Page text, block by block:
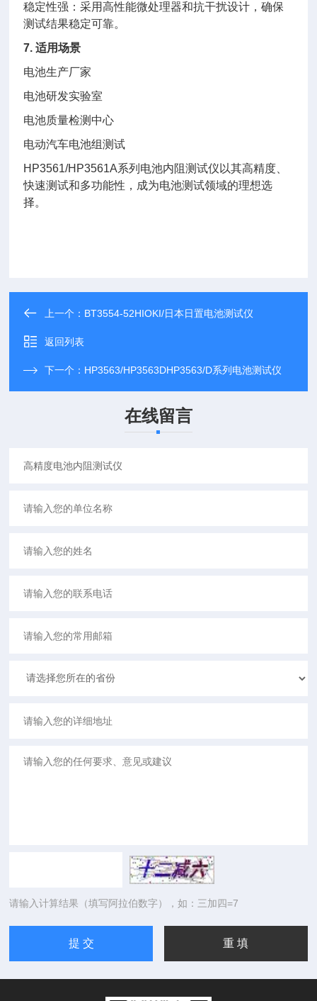
稳定性强：采用高性能微处理器和抗干扰设计，确保
测试结果稳定可靠。
7. 适用场景
电池生产厂家
电池研发实验室
电池质量检测中心
电动汽车电池组测试
HP3561/HP3561A系列电池内阻测试仪以其高精度、
快速测试和多功能性，成为电池测试领域的理想选
择。
上一个： BT3554-52HIOKI/日本日置电池测试仪
返回列表
下一个： HP3563/HP3563DHP3563/D系列电池测试仪
在线留言
请输入计算结果（填写阿拉伯数字），如：三加四=7